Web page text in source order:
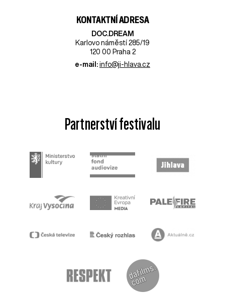
KONTAKTNÍ ADRESA
DOC.DREAM​
Karlovo náměstí 285/19
120 00 Praha 2
e-mail: info@ji-hlava.cz
Partnerství festivalu